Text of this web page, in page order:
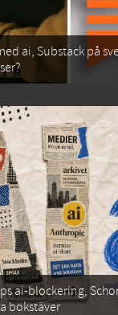
ai, Substack på
ai-blockering,
bokstäver